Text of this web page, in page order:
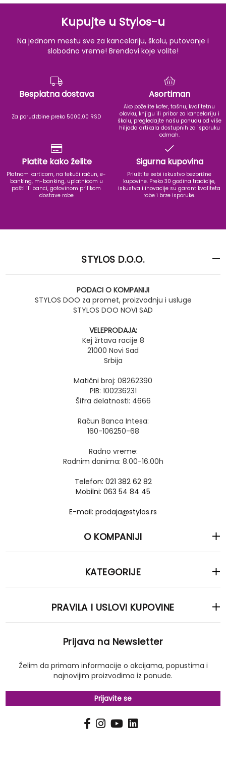
Kupujte u Stylos-u
Na jednom mestu sve za kancelariju, školu, putovanje i
slobodno vreme! Brendovi koje volite!
Besplatna dostava
Za porudzbine preko 5000,00 RSD
Asortiman
Ako poželite kofer, tašnu, kvalitetnu
olovku, knjigu ili pribor za kancelariju i
školu, pregledajte našu ponudu od više
hiljada artikala dostupnih za isporuku
odmah.
Platite kako želite
Platnom karticom, na tekući račun, e-
banking, m-banking, uplatnicom u
pošti ili banci, gotovinom prilikom
dostave robe
Sigurna kupovina
Priuštite sebi iskustvo bezbrižne
kupovine. Preko 30 godina tradicije,
iskustva i inovacije su garant kvaliteta
robe i brze isporuke.
STYLOS D.O.O.
PODACI O KOMPANIJI
STYLOS DOO za promet, proizvodnju i usluge
STYLOS DOO NOVI SAD
VELEPRODAJA:
Kej žrtava racije 8
21000 Novi Sad
Srbija
Matični broj: 08262390
PIB: 100236231
Šifra delatnosti: 4666
Račun Banca Intesa:
160-106250-68
Radno vreme:
Radnim danima: 8.00-16.00h
Telefon: 021 382 62 82
Mobilni: 063 54 84 45
E-mail: prodaja@stylos.rs
O KOMPANIJI
KATEGORIJE
PRAVILA I USLOVI KUPOVINE
Prijava na Newsletter
Želim da primam informacije o akcijama, popustima i
najnovijim proizvodima iz ponude.
Prijavite se